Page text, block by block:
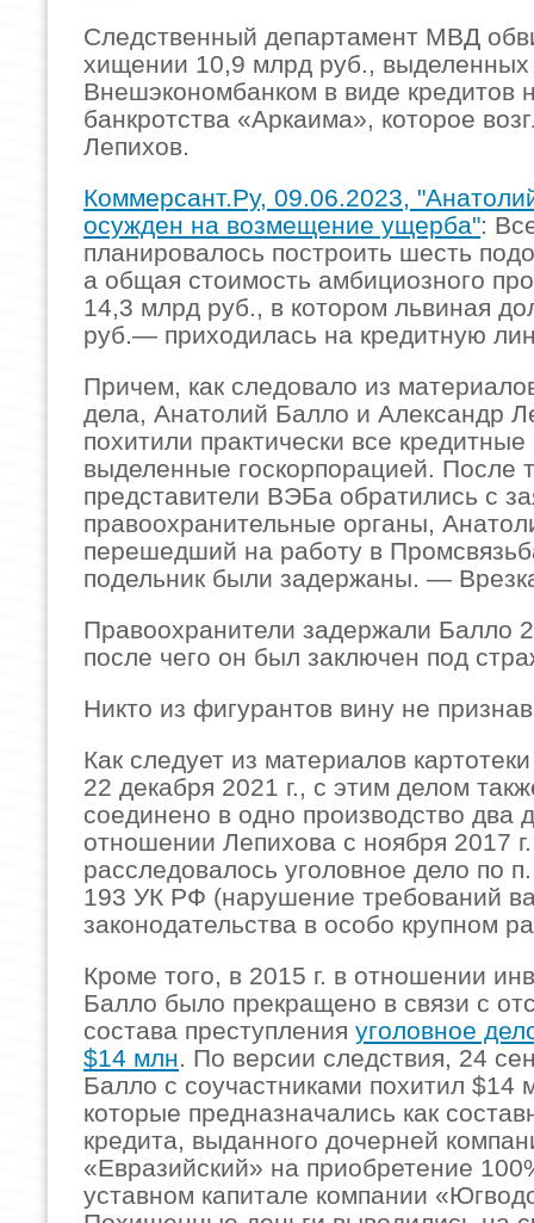
Следственный департамент МВД
хищении 10,9 млрд руб., выделенных
Внешэкономбанком в виде кредитов
банкротства «Аркаима», которое
Лепихов.
Коммерсант.Ру, 09.06.2023,
осужден на возмещение ущерба":
планировалось построить шесть
а общая стоимость амбициозного
14,3 млрд руб., в котором львиная
руб.— приходилась на кредитную
Причем, как следовало из
дела, Анатолий Балло и Александр
похитили практически все кредитные
выделенные госкорпорацией. После
представители ВЭБа обратились с
правоохранительные органы,
перешедший на работу в
подельник были задержаны. —
Правоохранители задержали Балло
после чего он был заключен под
Никто из фигурантов вину не
Как следует из материалов
22 декабря 2021 г., с этим делом
соединено в одно производство два
отношении Лепихова с ноября 2017 г.
расследовалось уголовное дело по
193 УК РФ (нарушение требований
законодательства в особо крупном
Кроме того, в 2015 г. в отношении
Балло было прекращено в связи с
состава преступления уголовное
$14 млн. По версии следствия, 24
Балло с соучастниками похитил $14
которые предназначались как
кредита, выданного дочерней
«Евразийский» на приобретение
уставном капитале компании